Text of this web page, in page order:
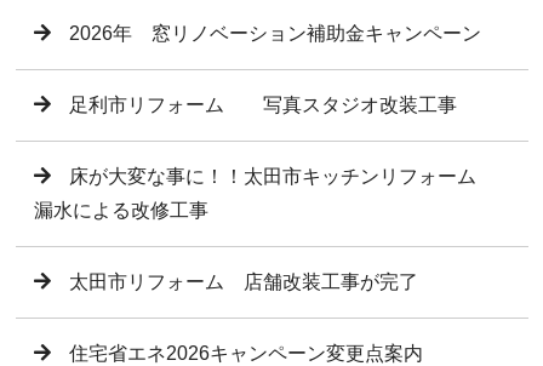
2026年 窓リノベーション補助金キャンペーン
足利市リフォーム 写真スタジオ改装工事
床が大変な事に！！太田市キッチンリフォーム
漏水による改修工事
太田市リフォーム 店舗改装工事が完了
住宅省エネ2026キャンペーン変更点案内